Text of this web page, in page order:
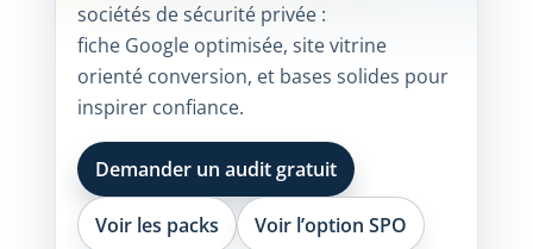
sociétés de sécurité privée :
fiche Google optimisée, site vitrine
orienté conversion, et bases solides pour
inspirer confiance.
Demander un audit gratuit
Voir les packs Voir l’option SPO